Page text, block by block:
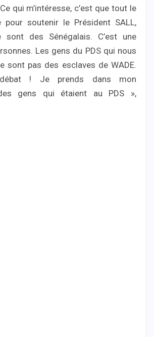
qui m’intéresse, c’est que tout le
pour soutenir le Président SALL,
sont des Sénégalais. C’est une
Les gens du PDS qui nous
sont pas des esclaves de WADE.
! Je prends dans mon
gens qui étaient au PDS »,